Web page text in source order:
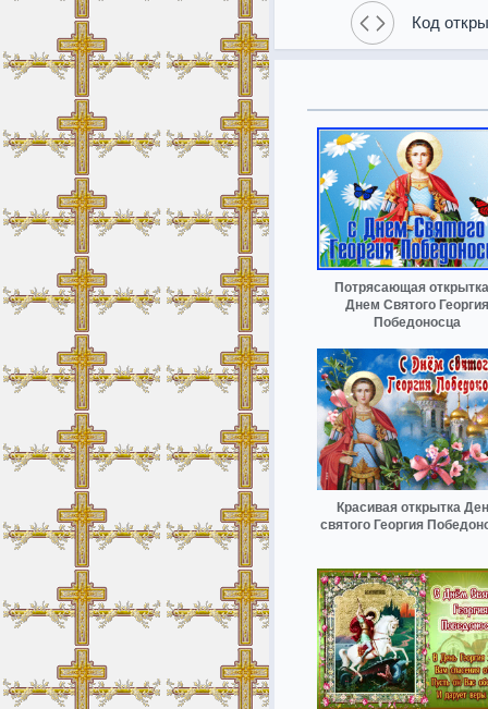
Код
Потрясающая
Днем Святого Георгия
Победоносца
Красивая открытка
святого Георгия